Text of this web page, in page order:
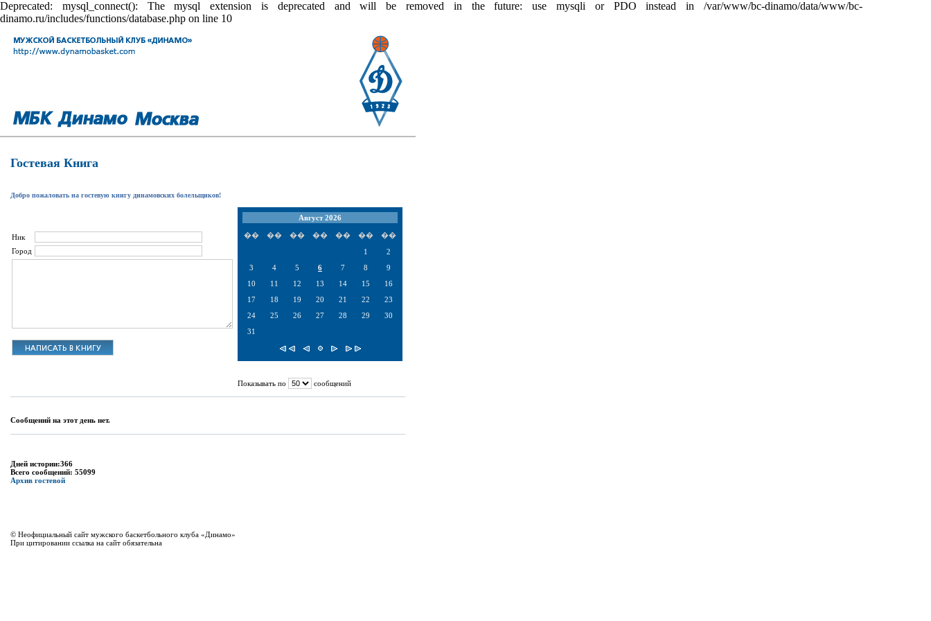
Deprecated: mysql_connect(): The mysql extension is deprecated and will be removed in the future: use mysqli or PDO instead in /var/www/bc-dinamo/data/www/bc-
dinamo.ru/includes/functions/database.php on line 10
Гостевая Книга
Добро пожаловать на гостевую книгу динамовских болельщиков!
Ник
Город
Август 2026
�� �� �� �� �� ��
��
1
2
3
4 5 6 7 8
9
10
11 12 13 14 15
16
17
18 19 20 21 22
23
24
25 26 27 28 29
30
31
Показывать по сообщений
Сообщений на этот день нет.
Дней истории:366
Всего сообщений: 55099
Архив гостевой
© Неофициальный сайт мужского баскетбольного клуба «Динамо»
При цитировании ссылка на сайт обязательна